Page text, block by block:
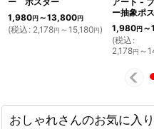
1,980円～13,800円
(税込 : 2,178円 ～15,180円)
ー抽象ポ
1,980円
(税込 :
2,178円 ～
おしゃれさんのお気に入